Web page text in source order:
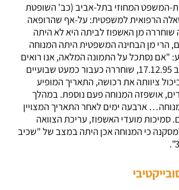
המשפט המחוזי בתל-אביב (כב' השופטת
הרפואית למשפטית: על-אף שהרופאה
מן האשפוז לביתה היא לא היתה
הרי מן הבחינה המשפטית היתה המנוחה
"אם נסתכל על התמונה המלאה, אנו רואים
כי המנוחה אושפזה ב 17.12.95, שוחררה כעבור כמעט שבועיים
ציוותה את רכושה, התאריך המופיע
אושפזה המנוחה פעם נוספת. במהלך
ארבעה ימים לאחר התאריך המצויין
סמיכות מועדי האשפוז, עריכת הצוואה
כי המנוחה אכן היתה במצב של "שכיב